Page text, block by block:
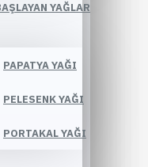
YAĞLAR
PAPATYA YAĞI
PELESENK YAĞI
PORTAKAL YAĞI